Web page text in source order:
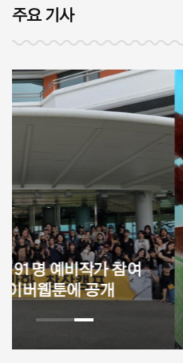
주요 기사
피폐물 애니메이션 대